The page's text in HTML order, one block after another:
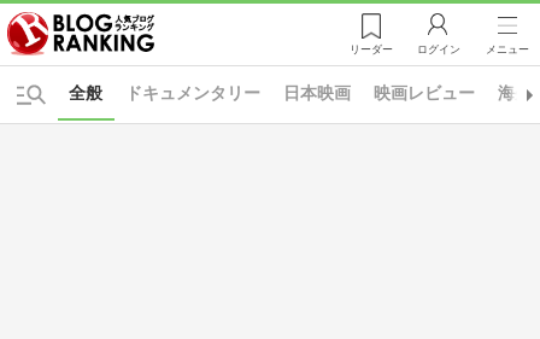
リーダー ログイン メニュー
ドキュメンタリー 日本映画 映画レビュー 海外
全般